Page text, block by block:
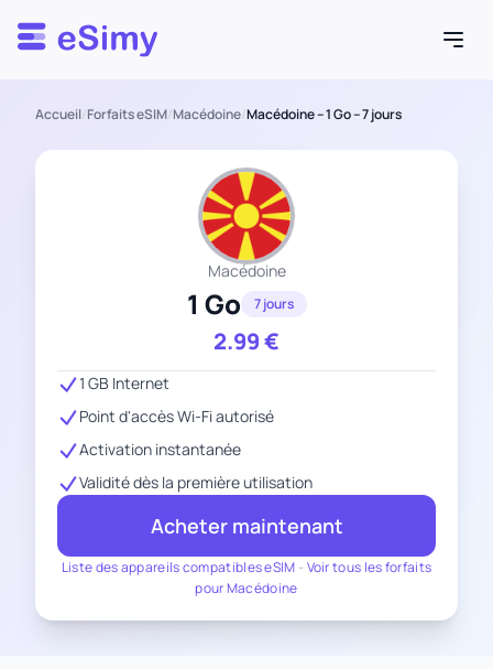
Esimy
Accueil/Forfaits eSIM/Macédoine/Macédoine – 1 Go – 7 jours
Macédoine
1 Go 7 jours
2.99€
Liste des appareils compatibles eSIM - Voir tous les forfaits
pour Macédoine
1 GB Internet
Point d'accès Wi-Fi autorisé
Activation instantanée
Validité dès la première utilisation
Acheter maintenant